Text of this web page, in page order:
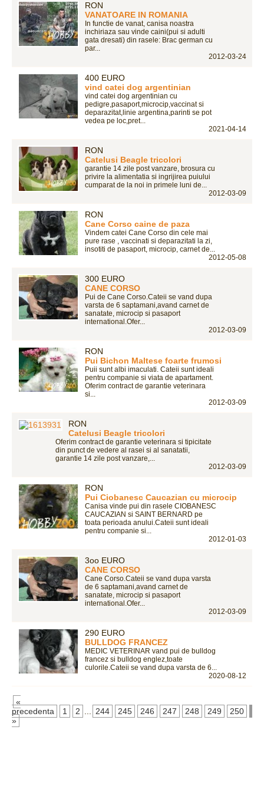
RON
VANATOARE IN ROMANIA
In functie de vanat, canisa noastra
inchiriaza sau vinde caini(pui si adulti
gata dresati) din rasele: Brac german cu
par...
2012-03-24
400 EURO
vind catei dog argentinian
vind catei dog argentinian cu
pedigre,pasaport,microcip,vaccinat si
deparazitat,linie argentina,parinti se pot
vedea pe loc,pret...
2021-04-14
RON
Catelusi Beagle tricolori
garantie 14 zile post vanzare, brosura cu
privire la alimentatia si ingrijirea puiului
cumparat de la noi in primele luni de...
2012-03-09
RON
Cane Corso caine de paza
Vindem catei Cane Corso din cele mai
pure rase , vaccinati si deparazitati la zi,
insotiti de pasaport, microcip, carnet de...
2012-05-08
300 EURO
CANE CORSO
Pui de Cane Corso.Cateii se vand dupa
varsta de 6 saptamani,avand carnet de
sanatate, microcip si pasaport
international.Ofer...
2012-03-09
RON
Pui Bichon Maltese foarte frumosi
Puii sunt albi imaculati. Cateii sunt ideali
pentru companie si viata de apartament.
Oferim contract de garantie veterinara
si...
2012-03-09
RON
Catelusi Beagle tricolori
Oferim contract de garantie veterinara si tipicitate
din punct de vedere al rasei si al sanatatii,
garantie 14 zile post vanzare,...
2012-03-09
RON
Pui Ciobanesc Caucazian cu microcip
Canisa vinde pui din rasele CIOBANESC
CAUCAZIAN si SAINT BERNARD pe
toata perioada anului.Cateii sunt ideali
pentru companie si...
2012-01-03
3oo EURO
CANE CORSO
Cane Corso.Cateii se vand dupa varsta
de 6 saptamani,avand carnet de
sanatate, microcip si pasaport
international.Ofer...
2012-03-09
290 EURO
BULLDOG FRANCEZ
MEDIC VETERINAR vand pui de bulldog
francez si bulldog englez,toate
culorile.Cateii se vand dupa varsta de 6...
2020-08-12
«
precedenta
1 2 ... 244 245 246 247 248 249 250
»